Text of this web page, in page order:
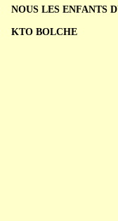
NOUS LES ENFANTS
KTO BOLCHE